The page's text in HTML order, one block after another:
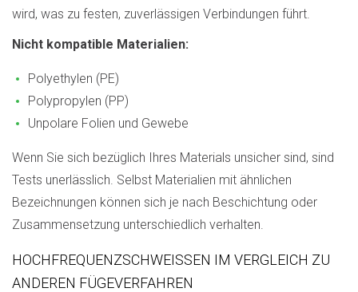
wird, was zu festen, zuverlässigen Verbindungen führt.
Nicht kompatible Materialien:
Polyethylen (PE)
Polypropylen (PP)
Unpolare Folien und Gewebe
Wenn Sie sich bezüglich Ihres Materials unsicher sind, sind
Tests unerlässlich. Selbst Materialien mit ähnlichen
Bezeichnungen können sich je nach Beschichtung oder
Zusammensetzung unterschiedlich verhalten.
HOCHFREQUENZSCHWEISSEN IM VERGLEICH ZU A
NDEREN FÜGEVERFAHREN